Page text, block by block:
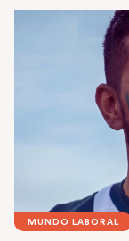
MUNDO LABORAL